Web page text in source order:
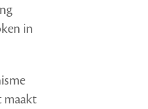
in
maakt